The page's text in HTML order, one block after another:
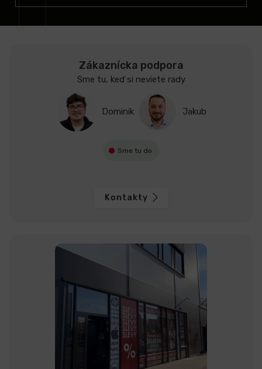
Zákaznícka podpora
Sme tu, keď si neviete rady
Dominik Jakub
Sme tu do
Kontakty